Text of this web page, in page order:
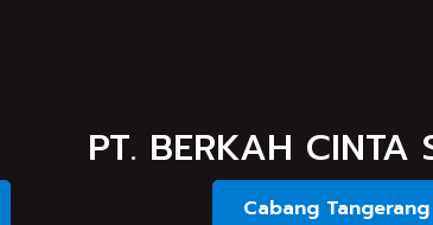
PT. BERKAH
Cabang Tangerang